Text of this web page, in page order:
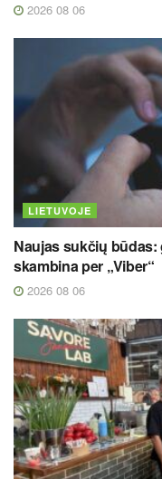
2026 08 06
LIETUVOJE
Naujas sukčių
skambina per „Viber“
2026 08 06